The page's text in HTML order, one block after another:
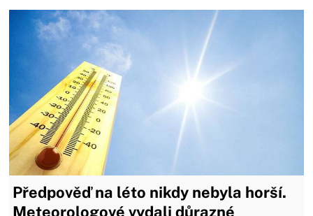
Předpověď na léto nikdy nebyla horší.
Meteorologové vydali důrazné